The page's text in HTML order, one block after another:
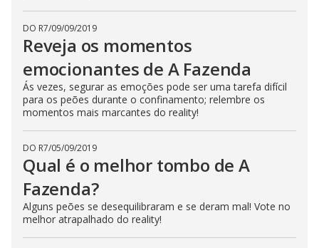
DO R7/09/09/2019
Reveja os momentos
emocionantes de A Fazenda
Ás vezes, segurar as emoções pode ser uma tarefa difícil
para os peões durante o confinamento; relembre os
momentos mais marcantes do reality!
DO R7/05/09/2019
Qual é o melhor tombo de A
Fazenda?
Alguns peões se desequilibraram e se deram mal! Vote no
melhor atrapalhado do reality!